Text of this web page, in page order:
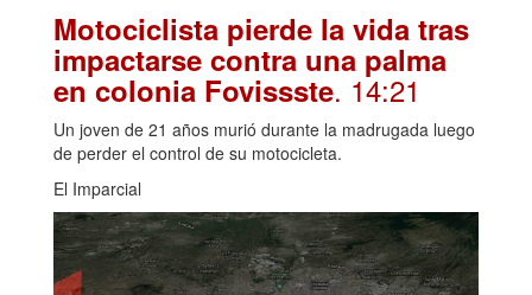
Motociclista pierde la vida tras
impactarse contra una palma
en colonia Fovissste. 14:21
Un joven de 21 años murió durante la madrugada luego
de perder el control de su motocicleta.
El Imparcial